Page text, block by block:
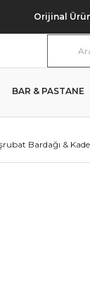
Orijinal
BAR & PASTANE
Bardağı &